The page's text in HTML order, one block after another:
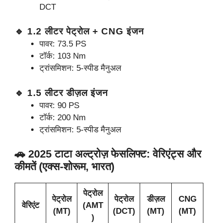
DCT
🔹 1.2 लीटर पेट्रोल + CNG इंजन
पावर: 73.5 PS
टॉर्क: 103 Nm
ट्रांसमिशन: 5-स्पीड मैनुअल
🔹 1.5 लीटर डीज़ल इंजन
पावर: 90 PS
टॉर्क: 200 Nm
ट्रांसमिशन: 5-स्पीड मैनुअल
🚗 2025 टाटा अल्ट्रोज़ फेसलिफ्ट: वेरिएंट्स और
कीमतें (एक्स-शोरूम, भारत)
वेरिएंट
पेट्रोल
(MT)
पेट्रोल
(AMT
)
पेट्रोल
(DCT)
डीज़ल
(MT)
CNG
(MT)